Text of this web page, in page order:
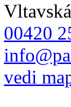
00420
vedi